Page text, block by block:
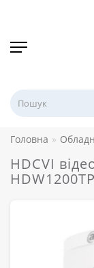
Головна
HDCVI